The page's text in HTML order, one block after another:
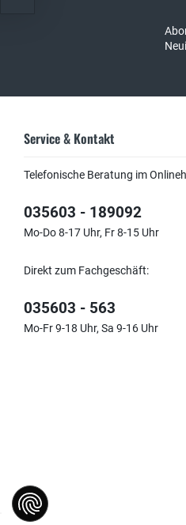
Service & Kontakt
Telefonische Beratung im
035603 - 189092
Mo-Do 8-17 Uhr, Fr 8-15 Uhr
Direkt zum Fachgeschäft:
035603 - 563
Mo-Fr 9-18 Uhr, Sa 9-16 Uhr